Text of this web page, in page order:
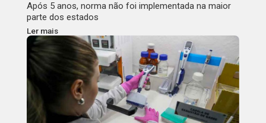
Após 5 anos, norma não foi implementada na maior
parte dos estados
Ler mais